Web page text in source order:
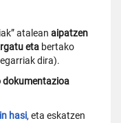
atalean aipatzen
eta bertako
dira).
dokumentazioa
hasi, eta eskatzen